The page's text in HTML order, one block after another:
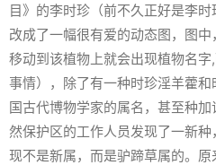
目》的李时珍（前不久正好是李
改成了一幅很有爱的动态图，图
移动到该植物上就会出现植物名
事情），除了有一种时珍淫羊藿
国古代博物学家的属名，甚至种
然保护区的工作人员发现了一新
现不是新属，而是驴蹄草属的。